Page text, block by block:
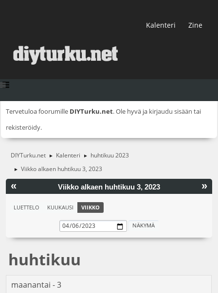
Kalenteri Zine
Tervetuloa foorumille DIYTurku.net. Ole hyvä ja kirjaudu sisään tai
rekisteröidy.
DIYTurku.net ► Kalenteri ► huhtikuu 2023
► Viikko alkaen huhtikuu 3, 2023
« »
Viikko alkaen huhtikuu 3, 2023
LUETTELO KUUKAUSI VIIKKO
huhtikuu
maanantai - 3